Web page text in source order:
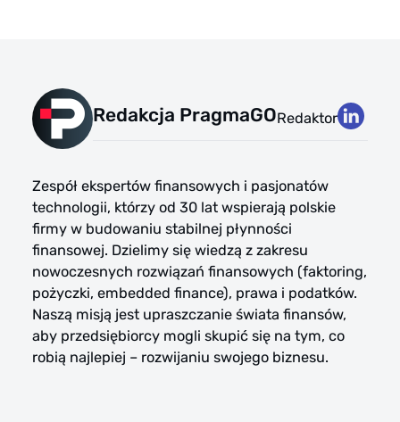
Redakcja PragmaGORedaktor
Zespół ekspertów finansowych i pasjonatów
technologii, którzy od 30 lat wspierają polskie
firmy w budowaniu stabilnej płynności
finansowej. Dzielimy się wiedzą z zakresu
nowoczesnych rozwiązań finansowych (faktoring,
pożyczki, embedded finance), prawa i podatków.
Naszą misją jest upraszczanie świata finansów,
aby przedsiębiorcy mogli skupić się na tym, co
robią najlepiej – rozwijaniu swojego biznesu.